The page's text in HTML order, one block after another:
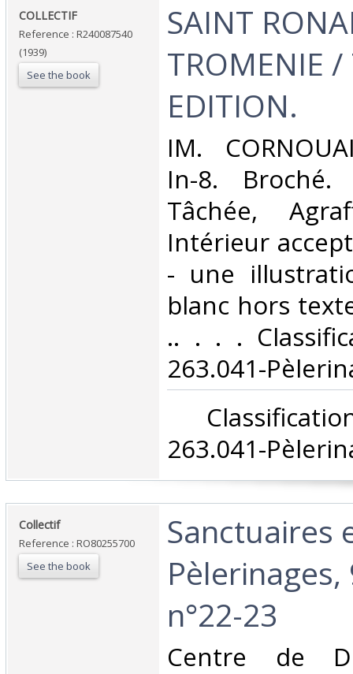
‎COLLECTIF‎
Reference : R240087540
(1939)
See the book
‎SAINT
TROMENIE /
EDITION.‎
‎IM.
In-8. Broché.
Tâchée,
Intérieur
- une
blanc hors
.. . . .
263.041-
263.041-
‎Collectif‎
Reference : RO80255700
See the book
‎Sanctuaires
n°22-23‎
‎Centre de